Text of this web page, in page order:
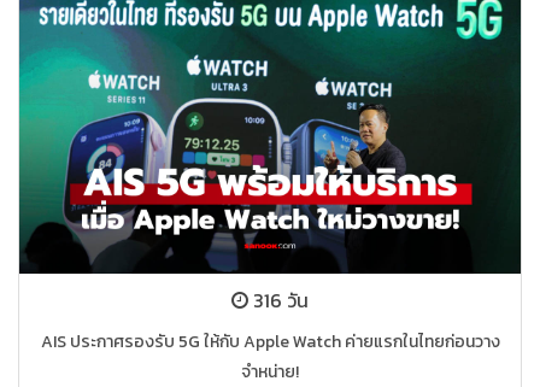
316 วัน
AIS ประกาศรองรับ 5G ให้กับ Apple Watch ค่ายแรกในไทยก่อนวาง
จำหน่าย!